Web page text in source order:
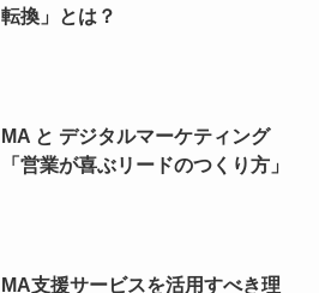
転換」とは？
MA と デジタルマーケティング
「営業が喜ぶリードのつくり方」
MA支援サービスを活用すべき理